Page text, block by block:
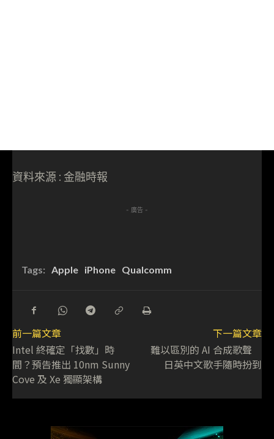
資料來源 : 金融時報
- 廣告 -
Tags: Apple iPhone Qualcomm
前一篇文章
Intel 終確定「找數」時
間？預告推出 10nm Sunny
Cove 及 Xe 獨顯架構
下一篇文章
難以區別的 AI 合成歌聲
日英中文歌手隨時扮到